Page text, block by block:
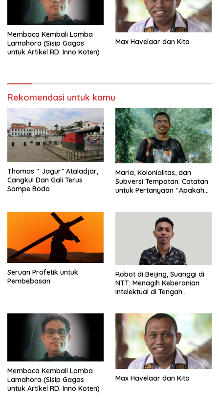
Membaca Kembali Lomba
Lamahora (Sisip Gagas
untuk Artikel RD. Inno Koten)
Max Havelaar dan Kita
Rekomendasi untuk kamu
Thomas “ Jagur” Ataladjar,
Cangkul Dan Gali Terus
Sampe Bodo
Maria, Kolonialitas, dan
Subversi Tempatan: Catatan
untuk Pertanyaan “Apakah
Seruan Profetik untuk
Pembebasan
Robot di Beijing, Suanggi di
NTT: Menagih Keberanian
Intelektual di Tengah
Membaca Kembali Lomba
Lamahora (Sisip Gagas
untuk Artikel RD. Inno Koten)
Max Havelaar dan Kita